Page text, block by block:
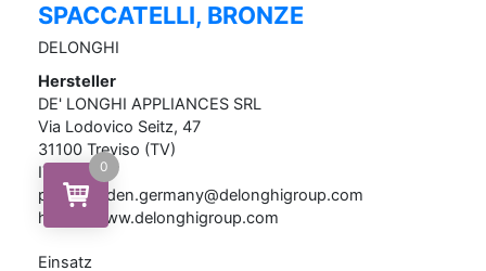
SPACCATELLI, BRONZE
DELONGHI
Hersteller
DE' LONGHI APPLIANCES SRL
Via Lodovico Seitz, 47
31100 Treviso (TV)
IT
privatkunden.germany@delonghigroup.com
https://www.delonghigroup.com
Einsatz
0